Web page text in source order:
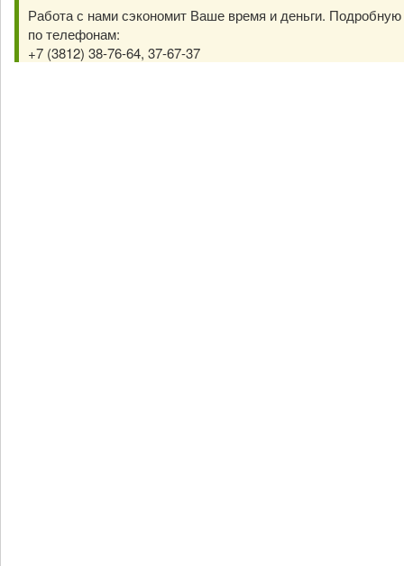
Работа с нами сэкономит Ваше время и деньги.
по телефонам:
+7 (3812) 38-76-64, 37-67-37